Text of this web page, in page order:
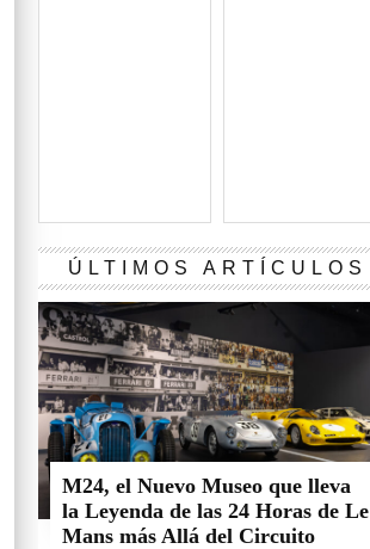
ÚLTIMOS ARTÍCULOS
M24, el Nuevo Museo que lleva
la Leyenda de las 24 Horas de Le
Mans más Allá del Circuito